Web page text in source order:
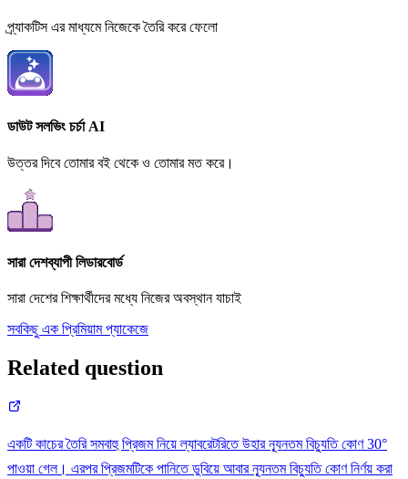
প্র্যাকটিস এর মাধ্যমে নিজেকে তৈরি করে ফেলো
ডাউট সলভিং চর্চা AI
উত্তর দিবে তোমার বই থেকে ও তোমার মত করে।
সারা দেশব্যাপী লিডারবোর্ড
সারা দেশের শিক্ষার্থীদের মধ্যে নিজের অবস্থান যাচাই
সবকিছু এক প্রিমিয়াম প্যাকেজে
Related question
একটি কাচের তৈরি সমবাহু প্রিজম নিয়ে ল্যাবরেটরিতে উহার ন্যূনতম বিচ্যুতি কোণ 30°
পাওয়া গেল। এরপর প্রিজমটিকে পানিতে ডুবিয়ে আবার ন্যূনতম বিচ্যুতি কোণ নির্ণয় করা